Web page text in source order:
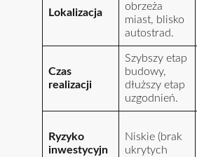
Lokalizacja
obrzeża
miast, blisko
autostrad.
Czas
realizacji
Szybszy etap
budowy,
dłuższy etap
uzgodnień.
Ryzyko
inwestycyjn
Niskie (brak
ukrytych